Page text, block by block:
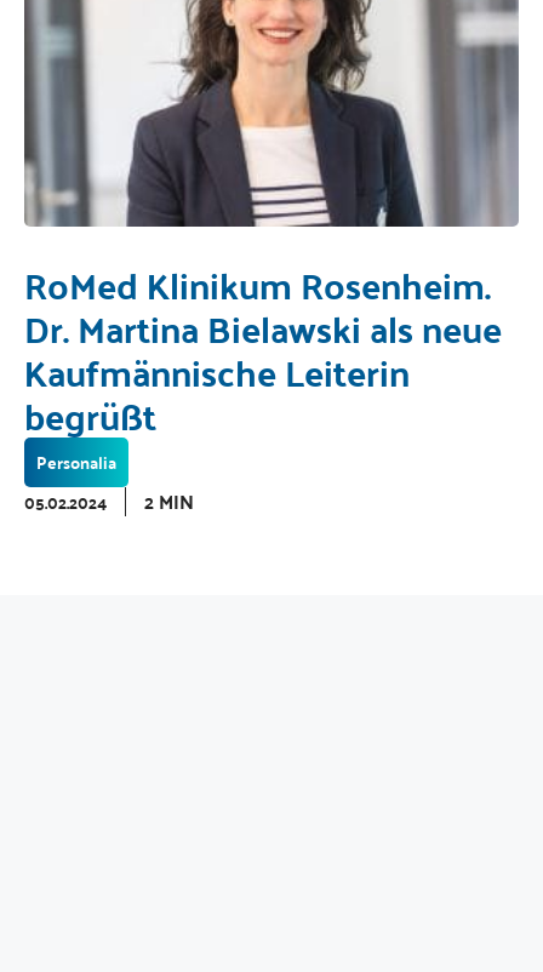
RoMed Klinikum Rosenheim.
Dr. Martina Bielawski als neue
Kaufmännische Leiterin
begrüßt
Personalia
05.02.2024
2 MIN